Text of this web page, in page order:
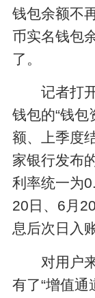
钱包余额不
币实名钱包
了。
记者打
钱包的“钱包
额、上季度
家银行发布
利率统一为
20日、6月
息后次日入账
对用户
有了“增值通